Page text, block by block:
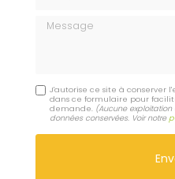
Message
J'autorise ce site à conserver
dans ce formulaire pour
demande. (Aucune
données conservées. Voir notre